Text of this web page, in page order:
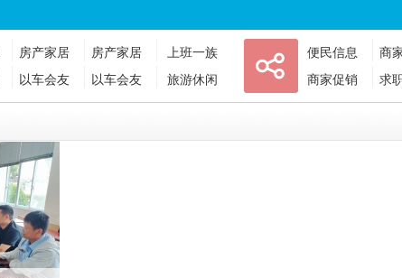
房产家居 房产家居
上班一族
以车会友 以车会友 旅游休闲
便民信息 商
商家促销
求